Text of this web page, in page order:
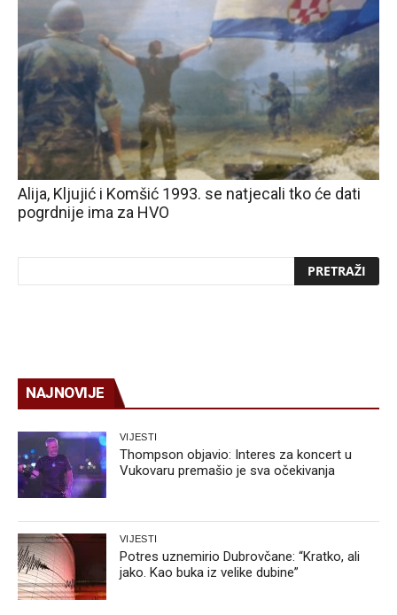
Alija, Kljujić i Komšić 1993. se natjecali tko će dati
pogrdnije ima za HVO
NAJNOVIJE
VIJESTI
Thompson objavio: Interes za koncert u
Vukovaru premašio je sva očekivanja
VIJESTI
Potres uznemirio Dubrovčane: “Kratko, ali
jako. Kao buka iz velike dubine”